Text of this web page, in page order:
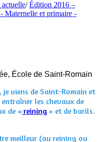
/ Édition 2016 –
Maternelle et primaire -
École de Saint-Romain
je viens de Saint-Romain et
entraîner les chevaux de
de «reining » et de barils.
meilleur (au reining ou